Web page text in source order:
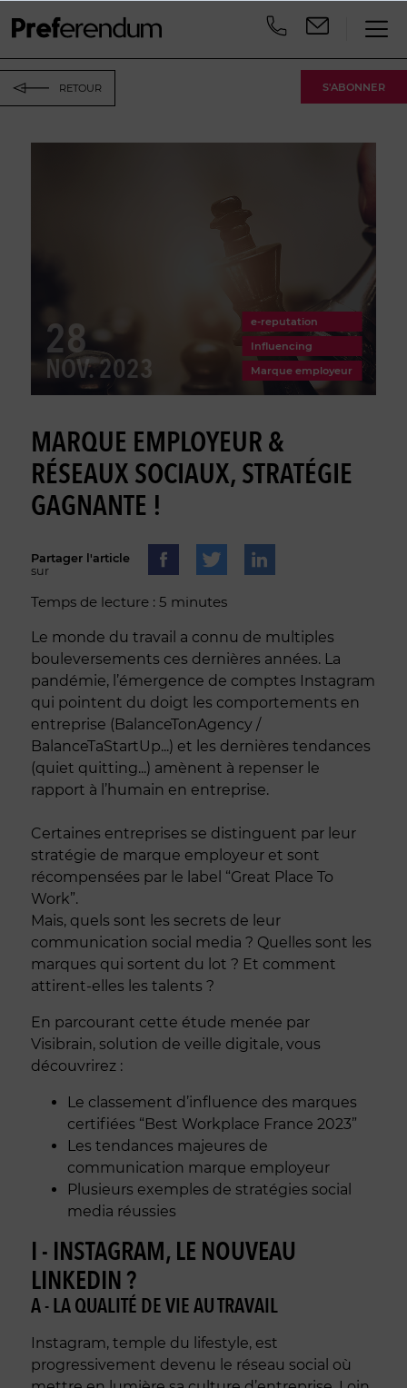
S'ABONNER
RETOUR
28
NOV. 2023
e-reputation
Influencing
Marque employeur
MARQUE EMPLOYEUR &
RÉSEAUX SOCIAUX, STRATÉGIE
GAGNANTE !
Partager l'article
sur
Temps de lecture : 5 minutes
Le monde du travail a connu de multiples
bouleversements ces dernières années. La
pandémie, l’émergence de comptes Instagram
qui pointent du doigt les comportements en
entreprise (BalanceTonAgency /
BalanceTaStartUp...) et les dernières tendances
(quiet quitting...) amènent à repenser le
rapport à l’humain en entreprise.
Certaines entreprises se distinguent par leur
stratégie de marque employeur et sont
récompensées par le label “Great Place To
Work”.
Mais, quels sont les secrets de leur
communication social media ? Quelles sont les
marques qui sortent du lot ? Et comment
attirent-elles les talents ?
En parcourant cette étude menée par
Visibrain, solution de veille digitale, vous
découvrirez :
Le classement d’influence des marques
certifiées “Best Workplace France 2023”
Les tendances majeures de
communication marque employeur
Plusieurs exemples de stratégies social
media réussies
I - INSTAGRAM, LE NOUVEAU
LINKEDIN ?
A - LA QUALITÉ DE VIE AU TRAVAIL
Instagram, temple du lifestyle, est
progressivement devenu le réseau social où